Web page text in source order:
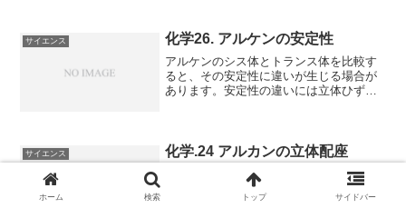
態やその平衡が移動する仕組みを知るこ
とができる記事になっています。
サイエンス 化学26. アルケンの安定性
アルケンのシス体とトランス体を比較す
ると、その安定性に違いが生じる場合が
あります。安定性の違いには立体ひずみ
を知ることができます。
サイエンス 化学.24 アルカンの立体配座
アルカンの炭素-炭素結合は回転すること
ができますが、原子同士の空間配置は立
体配座と呼ばれ、立体配座によってアル
ホーム 検索 トップ サイドバー